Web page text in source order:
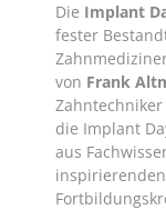
Die Implant
fester
von Frank
die Implant
aus